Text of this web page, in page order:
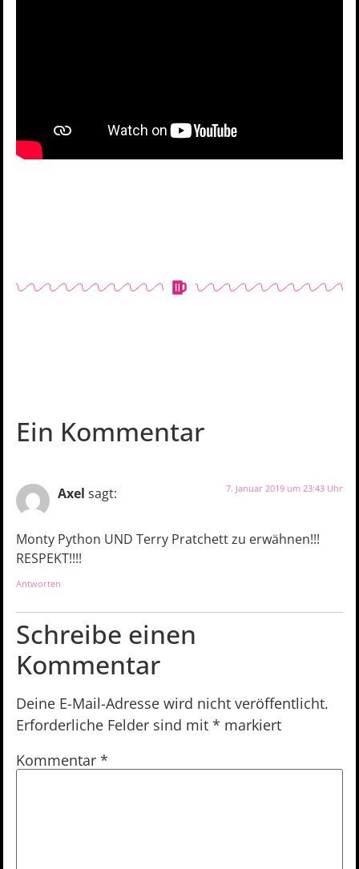
Ein Kommentar
Axel sagt: 7. Januar 2019 um 23:43 Uhr
Monty Python UND Terry Pratchett zu erwähnen!!!
RESPEKT!!!!
Antworten
Schreibe einen
Kommentar
Deine E-Mail-Adresse wird nicht veröffentlicht.
Erforderliche Felder sind mit * markiert
Kommentar *